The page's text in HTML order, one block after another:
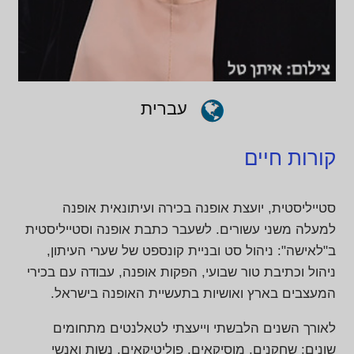
עברית
קורות חיים
סטייליסטית, יועצת אופנה בכירה ועיתונאית אופנה
למעלה משני עשורים. לשעבר כתבת אופנה וסטייליסטית
ב"לאישה": ניהול סט ובניית קונספט של שערי העיתון,
ניהול וכתיבת טור שבועי, הפקות אופנה, עבודה עם בכירי
המעצבים בארץ ואושיות בתעשיית האופנה בישראל.
לאורך השנים הלבשתי וייעצתי לטאלנטים מתחומים
שונים: שחקנים, מוסיקאים, פוליטיקאים, נשות ואנשי